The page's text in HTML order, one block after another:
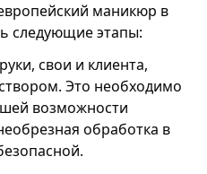
маникюр в
следующие этапы:
свои и клиента,
Это необходимо
возможности
обработка в